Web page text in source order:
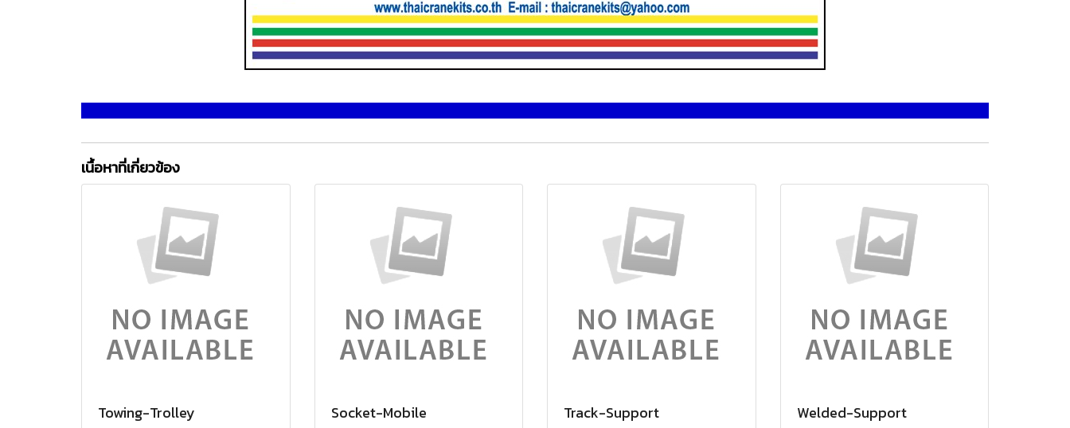
เนื้อหาที่เกี่ยวข้อง
Towing-Trolley Socket-Mobile Track-Support Welded-Support